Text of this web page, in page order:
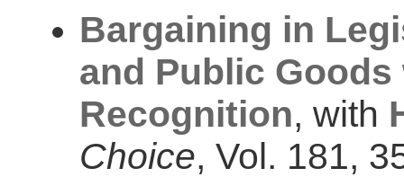
Bargaining in
and Public
Recognition, with
Choice, Vol. 181,